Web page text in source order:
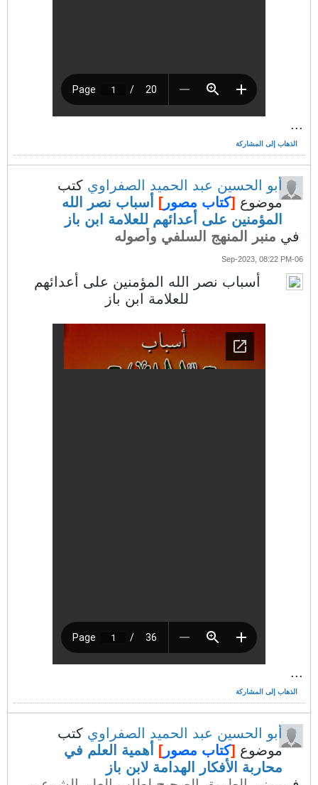
...
الذهاب إلى المشاركة
أبو الحسين عبد الحميد الصفراوي كتب
موضوع [كتاب مصور ]
أسباب نصر الله
المؤمنين على أعدائهم للعلامة ابن باز
في منبر المنهج السلفي وأصوله
06-Sep-2023, 08:22 PM
أسباب نصر الله المؤمنين على أعدائهم
للعلامة ابن باز
...
الذهاب إلى المشاركة
أبو الحسين عبد الحميد الصفراوي كتب
موضوع [كتاب مصور ]
أهمية العلم في
محاربة الأفكار الهدامة لابن باز